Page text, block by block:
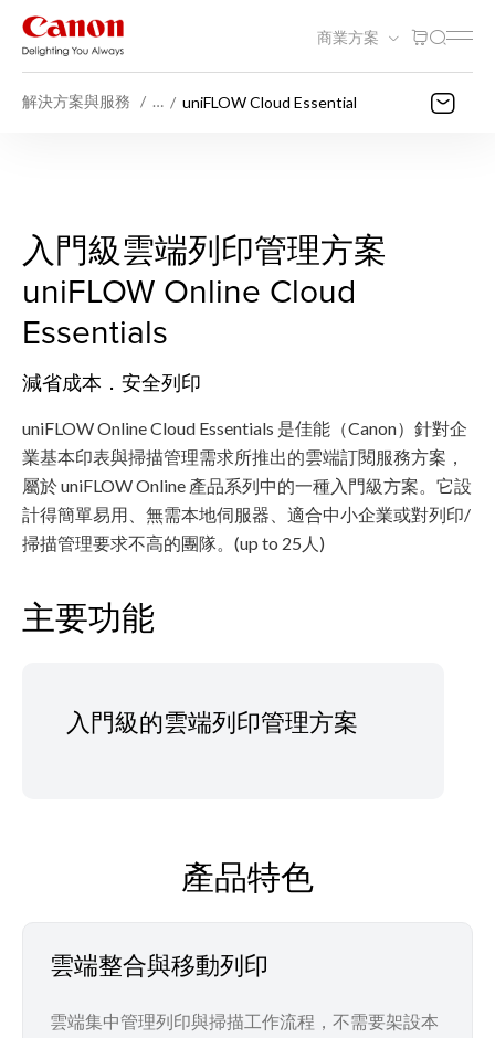
商業方案
解決方案與服務 … uniFLOW Cloud Essential
入門級雲端列印管理方案
uniFLOW Online Cloud
Essentials
減省成本．安全列印
uniFLOW Online Cloud Essentials 是佳能（Canon）針對企
業基本印表與掃描管理需求所推出的雲端訂閱服務方案，
屬於 uniFLOW Online 產品系列中的一種入門級方案。它設
計得簡單易用、無需本地伺服器、適合中小企業或對列印/
掃描管理要求不高的團隊。(up to 25人)
主要功能
入門級的雲端列印管理方案
產品特色
雲端整合與移動列印
雲端集中管理列印與掃描工作流程，不需要架設本